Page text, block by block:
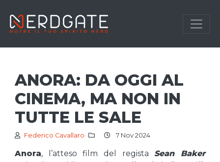
ANORA: DA OGGI AL
CINEMA, MA NON IN
TUTTE LE SALE
Federico Cavallaro 7 Nov 2024
Anora, l’atteso film del registaSean Baker